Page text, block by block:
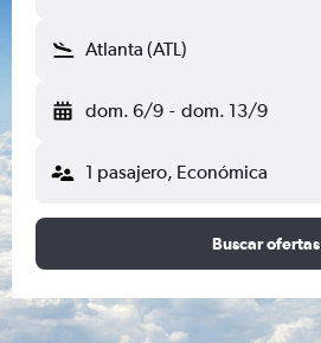
Atlanta (ATL)
dom. 6/9 - dom. 13/9
1 pasajero, Económica
Buscar ofertas